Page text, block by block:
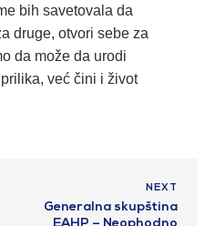
bih savetovala da
druge, otvori sebe za
da može da urodi
već čini i život
NEXT
Generalna skupština